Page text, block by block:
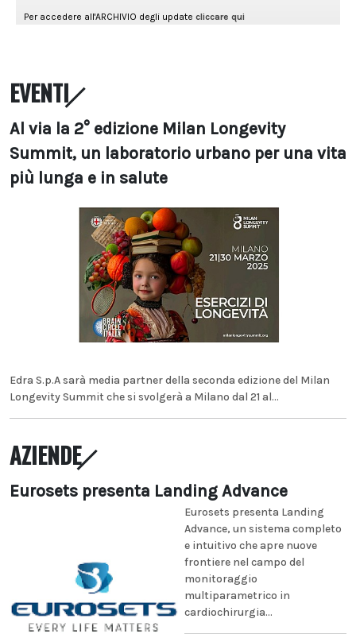
EVENTI
Al via la 2° edizione Milan Longevity
Summit, un laboratorio urbano per una vita
più lunga e in salute
Edra S.p.A sarà media partner della seconda edizione del Milan
Longevity Summit che si svolgerà a Milano dal 21 al...
AZIENDE
Eurosets presenta Landing Advance
Eurosets presenta Landing
Advance, un sistema completo
e intuitivo che apre nuove
frontiere nel campo del
monitoraggio
multiparametrico in
cardiochirurgia...